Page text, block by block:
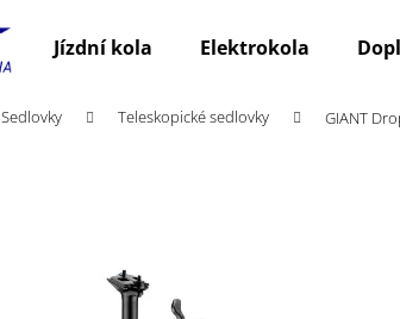
Jízdní kola Elektrokola
Sedlovky Teleskopické sedlovky GIANT
Co